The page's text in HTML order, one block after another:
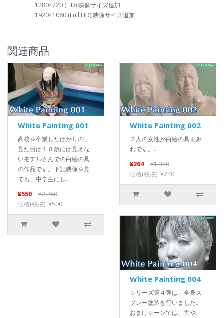
1280×720 (HD) 映像サイズ追加
1920×1080 (Full HD) 映像サイズ追加
関連商品
White Painting 001
高校を卒業したばかりの、
見た目は１８歳には見えな
いモデルさんでの白絵の具
の作品です。下記映像を見
ても、中学生にし..
¥550
¥2,750
価格(税抜): ¥500
White Painting 002
２人の女性が白絵の具まみ
れです。..
¥264
¥1,320
価格(税抜): ¥240
White Painting 004
シリーズ第４弾は、全身ス
プレー塗装を行いました。
おまけシーンでは、舌や、